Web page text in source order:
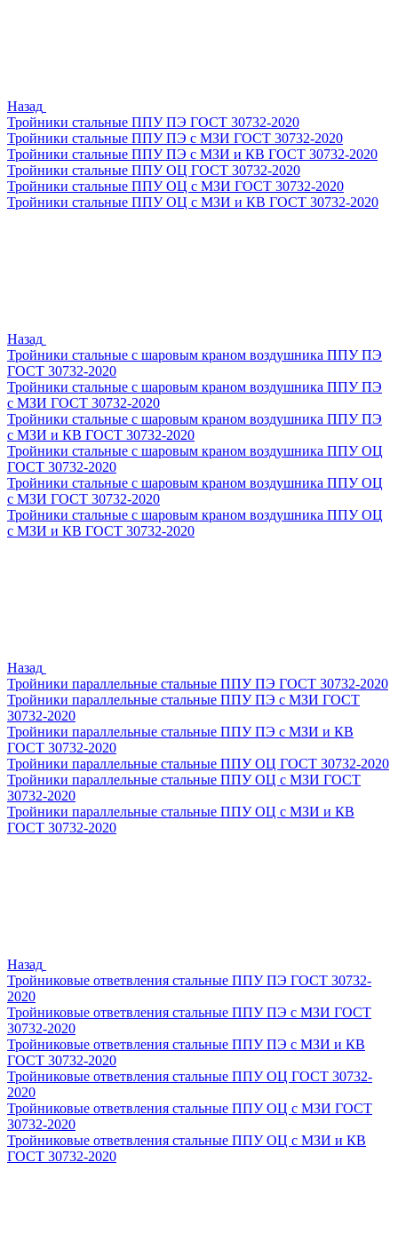
Назад
Тройники стальные ППУ ПЭ ГОСТ 30732-2020
Тройники стальные ППУ ПЭ с МЗИ ГОСТ 30732-2020
Тройники стальные ППУ ПЭ с МЗИ и КВ ГОСТ 30732-2020
Тройники стальные ППУ ОЦ ГОСТ 30732-2020
Тройники стальные ППУ ОЦ с МЗИ ГОСТ 30732-2020
Тройники стальные ППУ ОЦ с МЗИ и КВ ГОСТ 30732-2020
Назад
Тройники стальные с шаровым краном воздушника ППУ ПЭ
ГОСТ 30732-2020
Тройники стальные с шаровым краном воздушника ППУ ПЭ
с МЗИ ГОСТ 30732-2020
Тройники стальные с шаровым краном воздушника ППУ ПЭ
с МЗИ и КВ ГОСТ 30732-2020
Тройники стальные с шаровым краном воздушника ППУ ОЦ
ГОСТ 30732-2020
Тройники стальные с шаровым краном воздушника ППУ ОЦ
с МЗИ ГОСТ 30732-2020
Тройники стальные с шаровым краном воздушника ППУ ОЦ
с МЗИ и КВ ГОСТ 30732-2020
Назад
Тройники параллельные стальные ППУ ПЭ ГОСТ 30732-2020
Тройники параллельные стальные ППУ ПЭ с МЗИ ГОСТ
30732-2020
Тройники параллельные стальные ППУ ПЭ с МЗИ и КВ
ГОСТ 30732-2020
Тройники параллельные стальные ППУ ОЦ ГОСТ 30732-2020
Тройники параллельные стальные ППУ ОЦ с МЗИ ГОСТ
30732-2020
Тройники параллельные стальные ППУ ОЦ с МЗИ и КВ
ГОСТ 30732-2020
Назад
Тройниковые ответвления стальные ППУ ПЭ ГОСТ 30732-
2020
Тройниковые ответвления стальные ППУ ПЭ с МЗИ ГОСТ
30732-2020
Тройниковые ответвления стальные ППУ ПЭ с МЗИ и КВ
ГОСТ 30732-2020
Тройниковые ответвления стальные ППУ ОЦ ГОСТ 30732-
2020
Тройниковые ответвления стальные ППУ ОЦ с МЗИ ГОСТ
30732-2020
Тройниковые ответвления стальные ППУ ОЦ с МЗИ и КВ
ГОСТ 30732-2020